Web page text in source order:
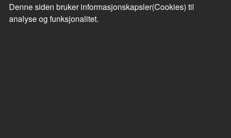
Denne siden bruker informasjonskapsler(Cookies) til
analyse og funksjonalitet.